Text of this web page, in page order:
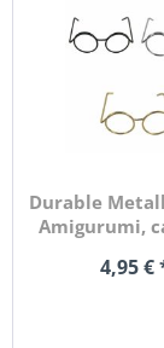
Durable
Amigurumi,
4,95 €